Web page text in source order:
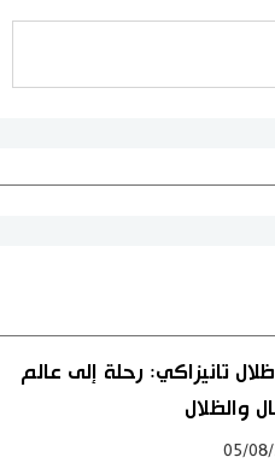
تانيزاكي: رحلة إلى عالم
والظلال
05/